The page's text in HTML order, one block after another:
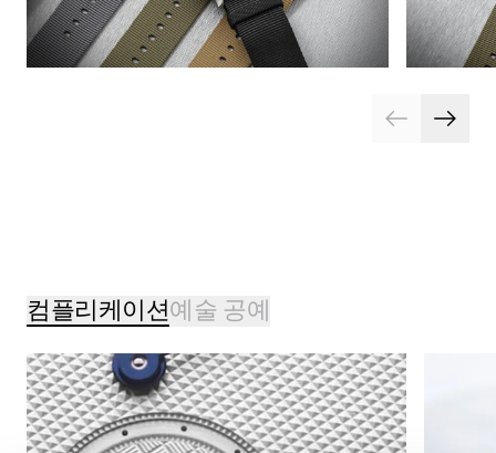
컴플리케이션예술 공예